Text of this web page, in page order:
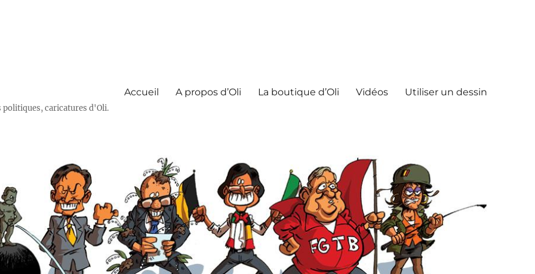
caricatures d'Oli.
Accueil A propos d’Oli La boutique d’Oli Vidéos Utiliser un dessin